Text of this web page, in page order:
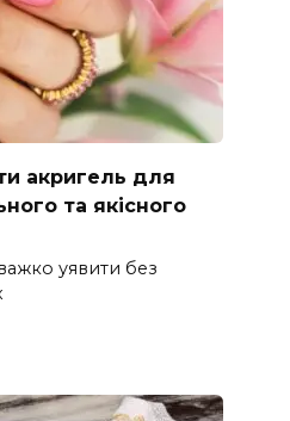
акригель для
та якісного
уявити без